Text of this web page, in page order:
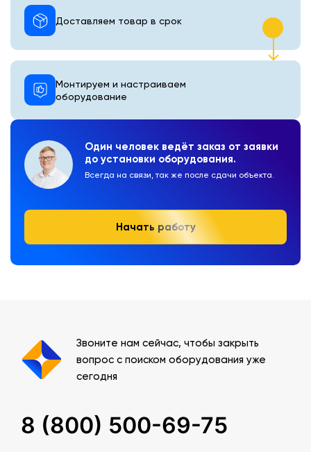
Один человек ведёт заказ от заявки
до установки оборудования.
Всегда на связи, так же после сдачи объекта.
Начать работу
Монтируем и настраиваем
оборудование
Доставляем товар в срок
Звоните нам сейчас, чтобы закрыть
вопрос с поиском оборудования уже
сегодня
8 (800) 500-69-75